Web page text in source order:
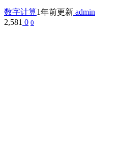
数字计算1年前更新 admin
2,581 0 0